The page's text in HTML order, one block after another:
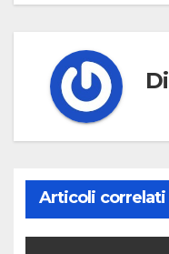
Di
Articoli correlati